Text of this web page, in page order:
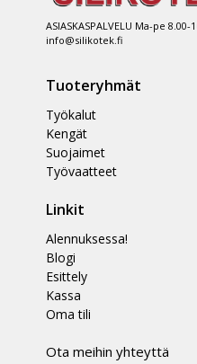
ASIASKASPALVELU Ma-pe
info@silikotek.fi
Tuoteryhmät
Työkalut
Kengät
Suojaimet
Työvaatteet
Linkit
Alennuksessa!
Blogi
Esittely
Kassa
Oma tili
Ota meihin yhteyttä